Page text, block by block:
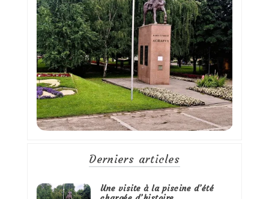
Derniers articles
Une visite à la piscine d’été